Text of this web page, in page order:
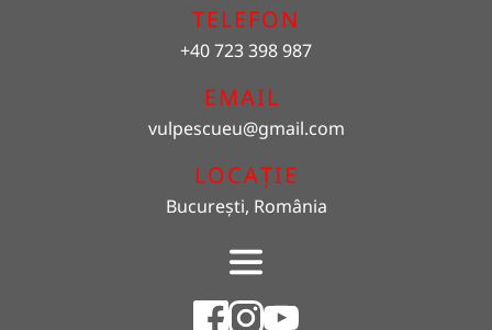
TELEFON
+40 723 398 987
EMAIL
vulpescueu@gmail.com
LOCAȚIE
București, România